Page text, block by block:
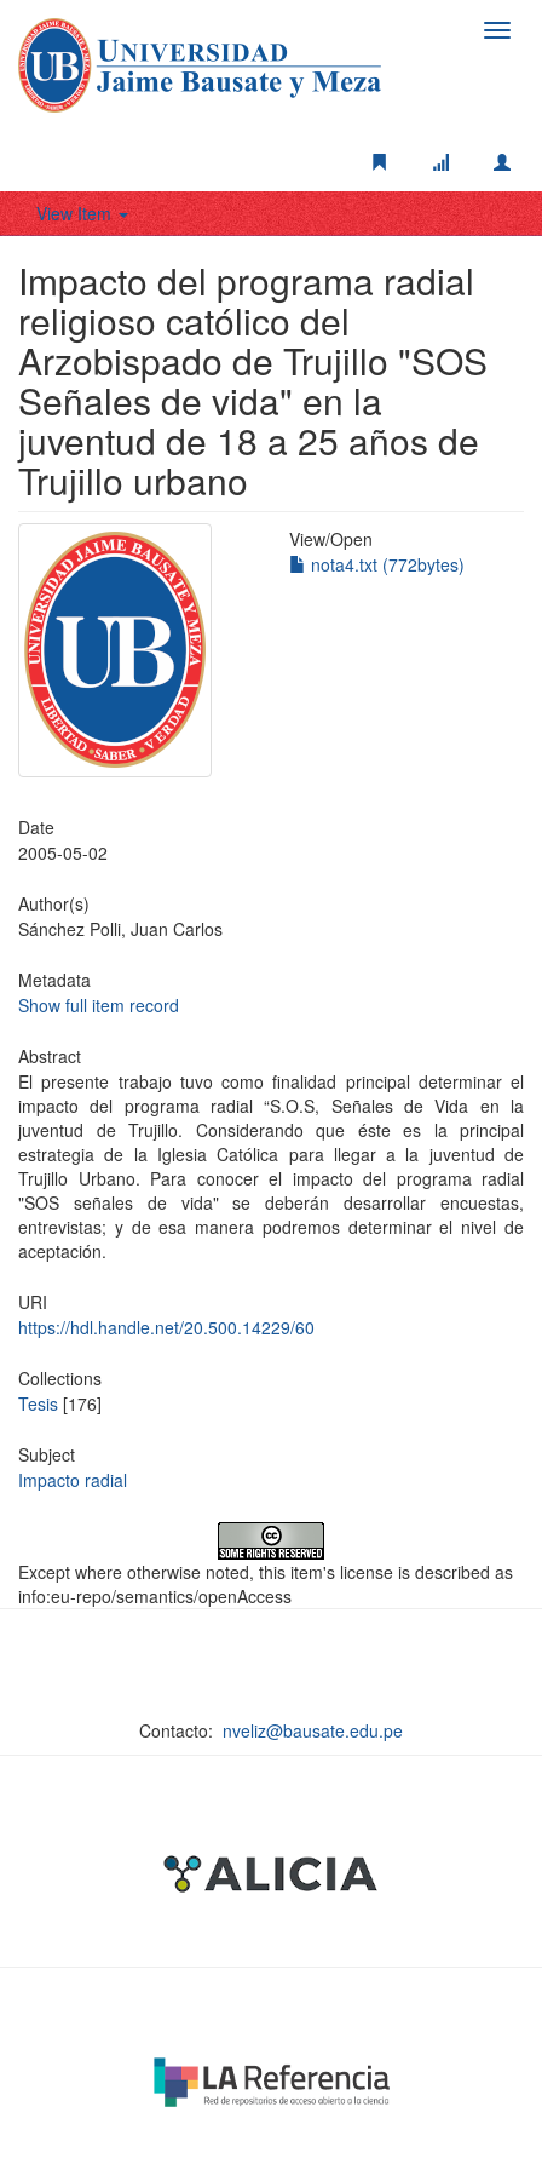
View Item
Impacto del programa radial
religioso católico del
Arzobispado de Trujillo "SOS
Señales de vida" en la
juventud de 18 a 25 años de
Trujillo urbano
View/Open
nota4.txt (772bytes)
Date
2005-05-02
Author(s)
Sánchez Polli, Juan Carlos
Metadata
Show full item record
Abstract
El presente trabajo tuvo como finalidad principal determinar el
impacto del programa radial “S.O.S, Señales de Vida en la
juventud de Trujillo. Considerando que éste es la principal
estrategia de la Iglesia Católica para llegar a la juventud de
Trujillo Urbano. Para conocer el impacto del programa radial
"SOS señales de vida" se deberán desarrollar encuestas,
entrevistas; y de esa manera podremos determinar el nivel de
aceptación.
URI
https://hdl.handle.net/20.500.14229/60
Collections
Tesis [176]
Subject
Impacto radial
Except where otherwise noted, this item's license is described as
info:eu-repo/semantics/openAccess
Contacto: nveliz@bausate.edu.pe